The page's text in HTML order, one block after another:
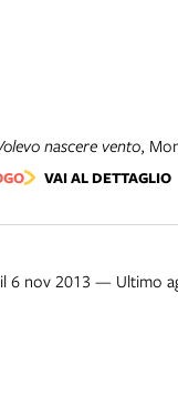
nascere vento,
VAI AL DETTAGLIO
6 nov 2013 — Ultimo